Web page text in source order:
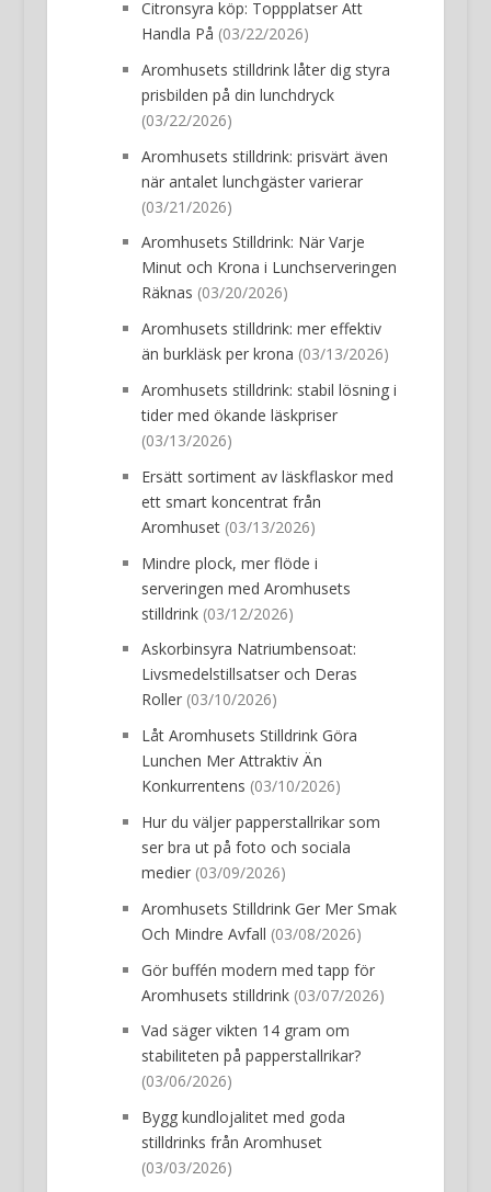
Citronsyra köp: Toppplatser Att
Handla På (03/22/2026)
Aromhusets stilldrink låter dig styra
prisbilden på din lunchdryck
(03/22/2026)
Aromhusets stilldrink: prisvärt även
när antalet lunchgäster varierar
(03/21/2026)
Aromhusets Stilldrink: När Varje
Minut och Krona i Lunchserveringen
Räknas (03/20/2026)
Aromhusets stilldrink: mer effektiv
än burkläsk per krona (03/13/2026)
Aromhusets stilldrink: stabil lösning i
tider med ökande läskpriser
(03/13/2026)
Ersätt sortiment av läskflaskor med
ett smart koncentrat från
Aromhuset(03/13/2026)
Mindre plock, mer flöde i
serveringen med Aromhusets
stilldrink(03/12/2026)
Askorbinsyra Natriumbensoat:
Livsmedelstillsatser och Deras
Roller(03/10/2026)
Låt Aromhusets Stilldrink Göra
Lunchen Mer Attraktiv Än
Konkurrentens (03/10/2026)
Hur du väljer papperstallrikar som
ser bra ut på foto och sociala
medier(03/09/2026)
Aromhusets Stilldrink Ger Mer Smak
Och Mindre Avfall (03/08/2026)
Gör buffén modern med tapp för
Aromhusets stilldrink(03/07/2026)
Vad säger vikten 14 gram om
stabiliteten på papperstallrikar?
(03/06/2026)
Bygg kundlojalitet med goda
stilldrinks från Aromhuset
(03/03/2026)